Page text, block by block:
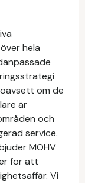
hela
om de
är
och
service.
MOHV
för att
Vi